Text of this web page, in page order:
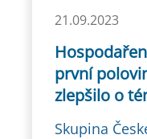
21.09.2023
první
zlepšilo o
Skupina